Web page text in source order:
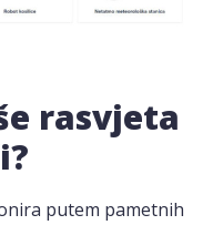
rasvjeta
putem pametnih